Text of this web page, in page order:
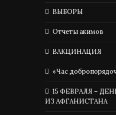
ВЫБОРЫ
Отчеты акимов
ВАКЦИНАЦИЯ
«Час
15 ФЕВРАЛЯ –
ИЗ АФГАНИСТАНА